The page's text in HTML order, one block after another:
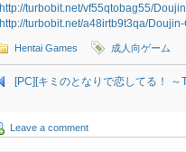
http://turbobit.net/vf55qtobag55/
http://turbobit.net/a48irtb9t3qa/
Hentai Games 成人向ゲーム
[PC][キミのとなりで恋してる！
Leave a comment